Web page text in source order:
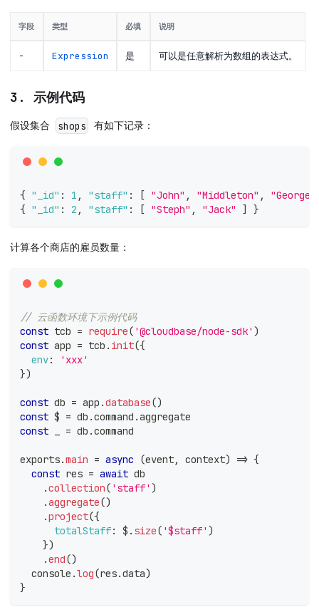
字段 类型 必填 说明
- Expression 是 可以是任意解析为数组的表达式。
3. 示例代码
假设集合 shops 有如下记录：
{ "_id" : 1 , "staff" : [ "John" , "Middleton" ,
"George"
{ "_id" : 2 , "staff" : [ "Steph" , "Jack" ] }
计算各个商店的雇员数量：
// 云函数环境下示例代码
const tcb = require( '@cloudbase/node-sdk' )
const app = tcb . init({
env:
'xxx'
})
const db = app .database()
const $ = db .command .aggregate
const
= db .command
exports.main = async (event, context) => {
const res = await db
.collection( 'staff' )
.aggregate()
.project({
totalStaff: $ . size( '$staff' )
})
.end()
console .log(res.data)
}